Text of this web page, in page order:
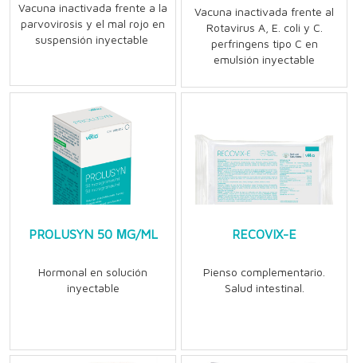
Vacuna inactivada frente a la
parvovirosis y el mal rojo en
suspensión inyectable
Vacuna inactivada frente al
Rotavirus A, E. coli y C.
perfringens tipo C en
emulsión inyectable
PROLUSYN 50 ΜG/ML
Hormonal en solución
inyectable
RECOVIX-E
Pienso complementario.
Salud intestinal.